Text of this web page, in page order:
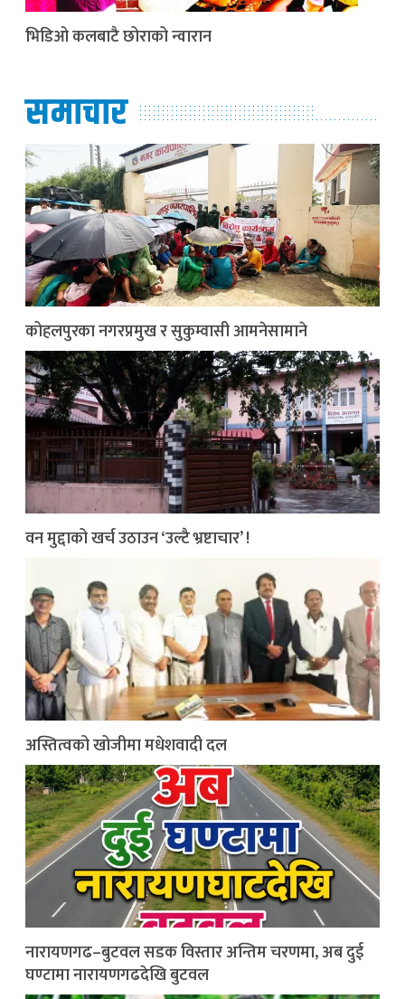
भिडिओ कलबाटै छोराको न्वारान
समाचार
कोहलपुरका नगरप्रमुख र सुकुम्वासी आमनेसामाने
वन मुद्दाको खर्च उठाउन ‘उल्टै भ्रष्टाचार’ !
अस्तित्वको खोजीमा मधेशवादी दल
नारायणगढ–बुटवल सडक विस्तार अन्तिम चरणमा, अब दुई
घण्टामा नारायणगढदेखि बुटवल